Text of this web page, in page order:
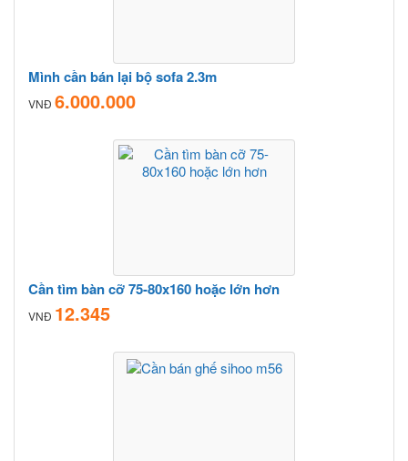
Mình cần bán lại bộ sofa 2.3m
VNĐ 6.000.000
Cần tìm bàn cỡ 75-80x160 hoặc lớn hơn
VNĐ 12.345